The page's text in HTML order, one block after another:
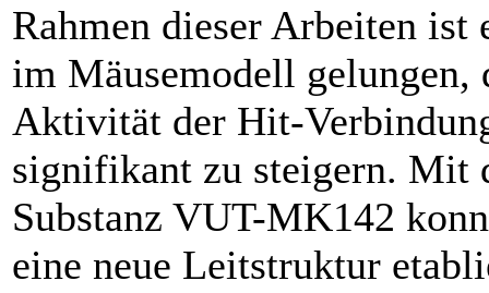
Rahmen dieser Arbeiten ist
im Mäusemodell gelungen,
Aktivität der Hit-
signifikant zu steigern. Mit
Substanz VUT-MK142
eine neue Leitstruktur